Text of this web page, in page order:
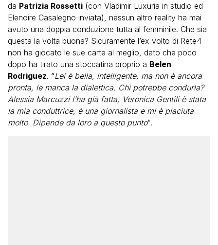
da Patrizia Rossetti (con Vladimir Luxuria in studio ed
Elenoire Casalegno inviata), nessun altro reality ha mai
avuto una doppia conduzione tutta al femminile. Che sia
questa la volta buona? Sicuramente l’ex volto di Rete4
non ha giocato le sue carte al meglio, dato che poco
dopo ha tirato una stoccatina proprio a Belen
Rodriguez. “Lei è bella, intelligente, ma non è ancora
pronta, le manca la dialettica. Chi potrebbe condurla?
Alessia Marcuzzi l’ha già fatta, Veronica Gentili è stata
la mia conduttrice, è una giornalista e mi è piaciuta
molto. Dipende da loro a questo punto“.